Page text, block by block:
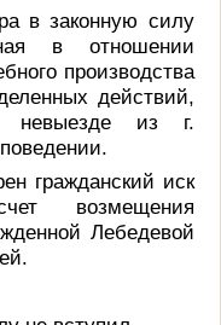
в законную силу
в отношении
производства
действий,
невыезде из г.
гражданский иск
возмещения
Лебедевой